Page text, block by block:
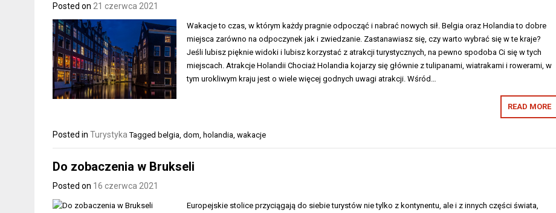
Posted on 21 czerwca 2021
Wakacje to czas, w którym każdy pragnie odpocząć i nabrać nowych sił. Belgia oraz Holandia to dobre
miejsca zarówno na odpoczynek jak i zwiedzanie. Zastanawiasz się, czy warto wybrać się w te kraje?
Jeśli lubisz pięknie widoki i lubisz korzystać z atrakcji turystycznych, na pewno spodoba Ci się w tych
miejscach. Atrakcje Holandii Chociaż Holandia kojarzy się głównie z tulipanami, wiatrakami i rowerami, w
tym urokliwym kraju jest o wiele więcej godnych uwagi atrakcji. Wśród…
READ MORE
Posted in Turystyka Tagged belgia dom holandia wakacje
Do zobaczenia w Brukseli
Posted on 16 czerwca 2021
Europejskie stolice przyciągają do siebie turystów nie tylko z kontynentu, ale i z innych części świata,